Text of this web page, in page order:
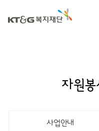
자원
사업안내